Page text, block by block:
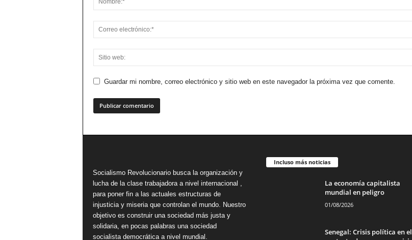
Guardar mi nombre, correo electrónico y sitio web en este navegador la próxima vez que comente.
Socialismo Revolucionario busca la organización y
lucha de la clase trabajadora a nivel internacional ,
para poner fin a las actuales estructuras de
injusticia y miseria que controlan el mundo. Nuestro
objetivo es construir una sociedad más justa y
solidaria, en pocas palabras una sociedad
socialista democrática a nivel mundial.
Incluso más noticias
La economía capitalista
mundial en peligro
01/08/2026
Senegal: Crisis política en el